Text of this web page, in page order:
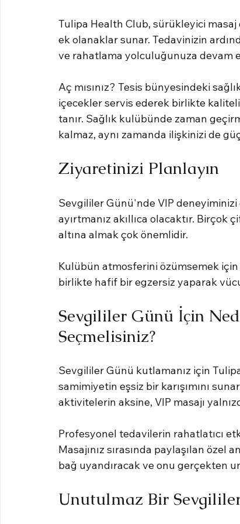
Tulipa Health Club, sürükleyici
ek olanaklar sunar. Tedavinizin
ve rahatlama yolculuğunuza devam
Aç mısınız? Tesis bünyesindeki
içecekler servis ederek birlikte
tanır. Sağlık kulübünde zaman
kalmaz, aynı zamanda ilişkinizi de
Ziyaretinizi Planlayın
Sevgililer Günü'nde VIP
ayırtmanız akıllıca olacaktır.
altına almak çok önemlidir.
Kulübün atmosferini özümsemek
birlikte hafif bir egzersiz yaparak
Sevgililer Günü İçin
Seçmelisiniz?
Sevgililer Günü kutlamanız için
samimiyetin eşsiz bir karışımını
aktivitelerin aksine, VIP masajı
Profesyonel tedavilerin rahatlatıcı
Masajınız sırasında paylaşılan özel
bağ uyandıracak ve onu gerçekten
Unutulmaz Bir